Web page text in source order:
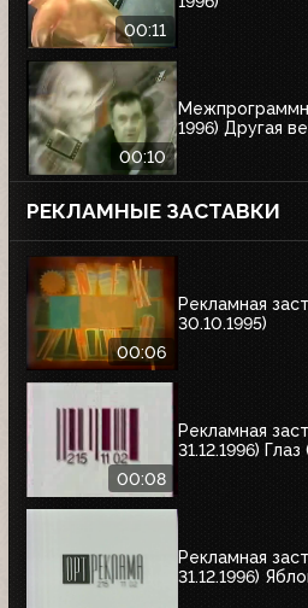
00:11
00:10
1996) Другая
РЕКЛАМНЫЕ ЗАСТАВКИ
00:06
Рекламная
30.10.1995)
00:08
Рекламная
31.12.1996)
Рекламная
31.12.1996)